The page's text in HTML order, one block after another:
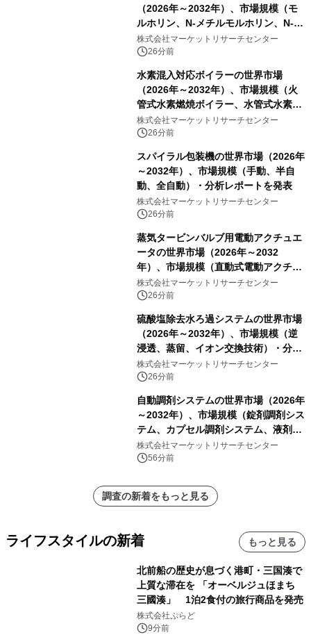
（2026年～2032年）、市場規模（モ
ルホリン、N-メチルモルホリン、N-エ
チルモルホリン、その他）・分析レポ
ートを発表
株式会社マーケットリサーチセンター
26分前
水素混入対応ボイラーの世界市場
（2026年～2032年）、市場規模（火
管式水素燃焼ボイラー、水管式水素燃
焼ボイラー、その他）・分析レポート
を発表
株式会社マーケットリサーチセンター
26分前
スパイラル包装機の世界市場（2026年
～2032年）、市場規模（手動、半自
動、全自動）・分析レポートを発表
株式会社マーケットリサーチセンター
26分前
蒸気タービンバルブ用電動アクチュエ
ータの世界市場（2026年～2032
年）、市場規模（直動式電動アクチュ
エータ、回転式電動アクチュエー
タ）・分析レポートを発表
株式会社マーケットリサーチセンター
26分前
硫酸塩除去水ろ過システムの世界市場
（2026年～2032年）、市場規模（逆
浸透、蒸留、イオン交換技術）・分析
レポートを発表
株式会社マーケットリサーチセンター
26分前
自動調剤システムの世界市場（2026年
～2032年）、市場規模（錠剤調剤シス
テム、カプセル調剤システム、液剤調
剤システム、その他）・分析レポート
を発表
株式会社マーケットリサーチセンター
56分前
調査の新着をもっと見る
ライフスタイルの新着 もっと見る
北前船の歴史が息づく港町・三国湊で
上質な滞在を 「オーベルジュほまち
三國湊」 1泊2食付の旅行商品を発売
株式会社ぷらど
9分前